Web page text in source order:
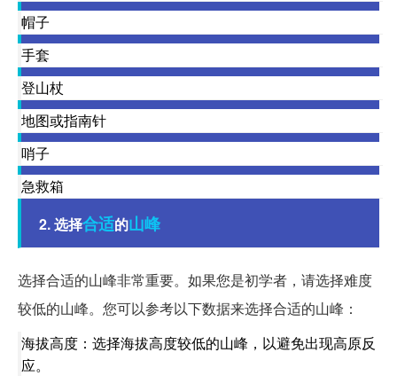
帽子
手套
登山杖
地图或指南针
哨子
急救箱
2. 选择合适的山峰
选择合适的山峰非常重要。如果您是初学者，请选择难度
较低的山峰。您可以参考以下数据来选择合适的山峰：
海拔高度：选择海拔高度较低的山峰，以避免出现高原反
应。